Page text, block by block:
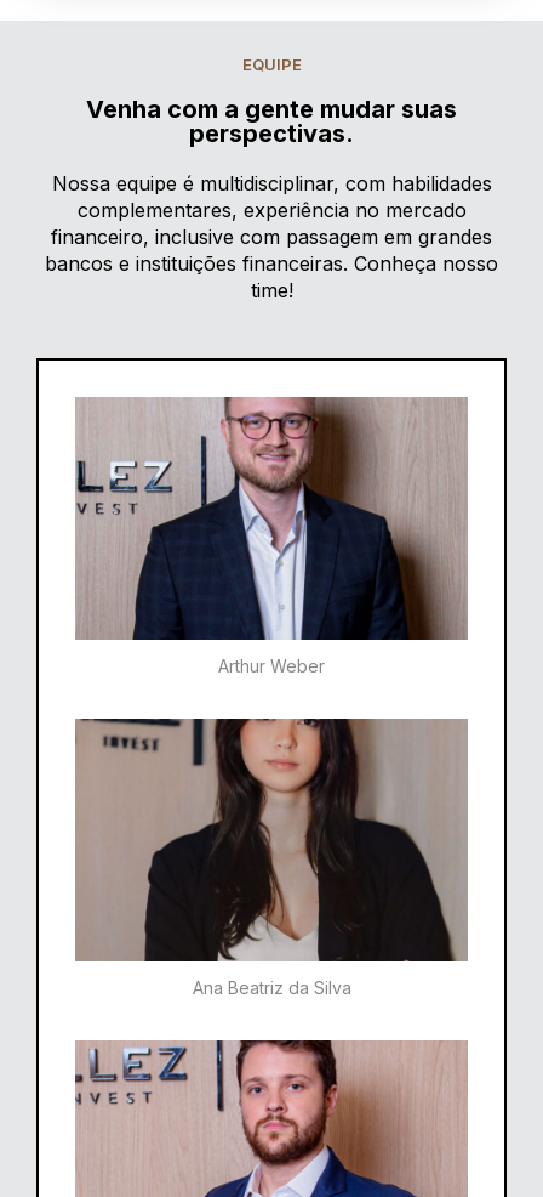
EQUIPE
Venha com a gente mudar suas
perspectivas.
Nossa equipe é multidisciplinar, com habilidades
complementares, experiência no mercado
financeiro, inclusive com passagem em grandes
bancos e instituições financeiras. Conheça nosso
time!
Arthur Weber
Ana Beatriz da Silva